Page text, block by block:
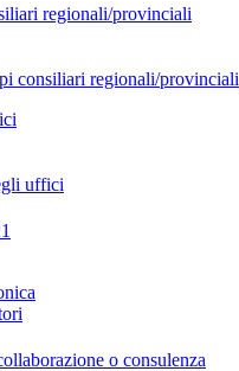
regionali/provinciali
consiliari regionali/provinciali
uffici
o consulenza